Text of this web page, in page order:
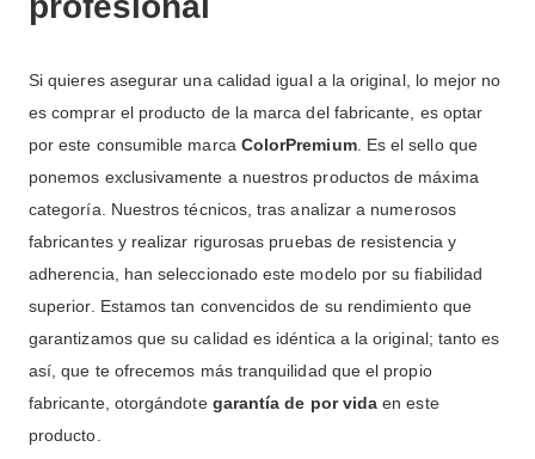
Si quieres asegurar una calidad igual a la original, lo mejor no
es comprar el producto de la marca del fabricante, es optar
por este consumible marca ColorPremium. Es el sello que
ponemos exclusivamente a nuestros productos de máxima
categoría
Nuestros técnicos, tras analizar a numerosos
fabricantes y realizar rigurosas pruebas de resistencia y
adherencia, han seleccionado este modelo por su fiabilidad
superior. Estamos tan convencidos de su rendimiento que
garantizamos que su calidad es idéntica a la original; tanto es
así, que te ofrecemos más tranquilidad que el propio
fabricante, otorgándote garantía de por vida en este
producto